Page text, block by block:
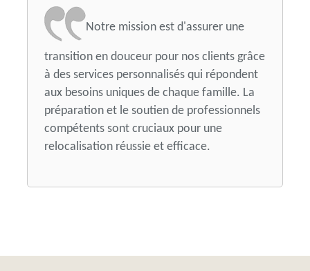
Notre mission est d'assurer une
transition en douceur pour nos clients grâce
à des services personnalisés qui répondent
aux besoins uniques de chaque famille. La
préparation et le soutien de professionnels
compétents sont cruciaux pour une
relocalisation réussie et efficace.